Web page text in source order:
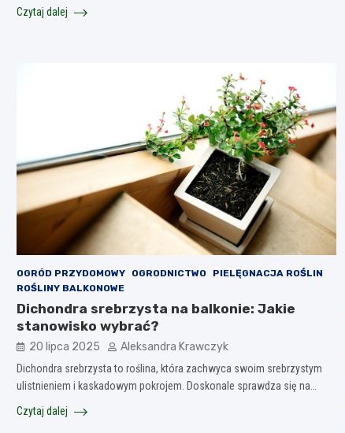
Czytaj dalej
OGRÓD PRZYDOMOWY OGRODNICTWO
PIELĘGNACJA ROŚLIN
ROŚLINY BALKONOWE
Dichondra srebrzysta na balkonie: Jakie
stanowisko wybrać?
20 lipca 2025 Aleksandra Krawczyk
Dichondra srebrzysta to roślina, która zachwyca swoim srebrzystym
ulistnieniem i kaskadowym pokrojem. Doskonale sprawdza się na…
Czytaj dalej